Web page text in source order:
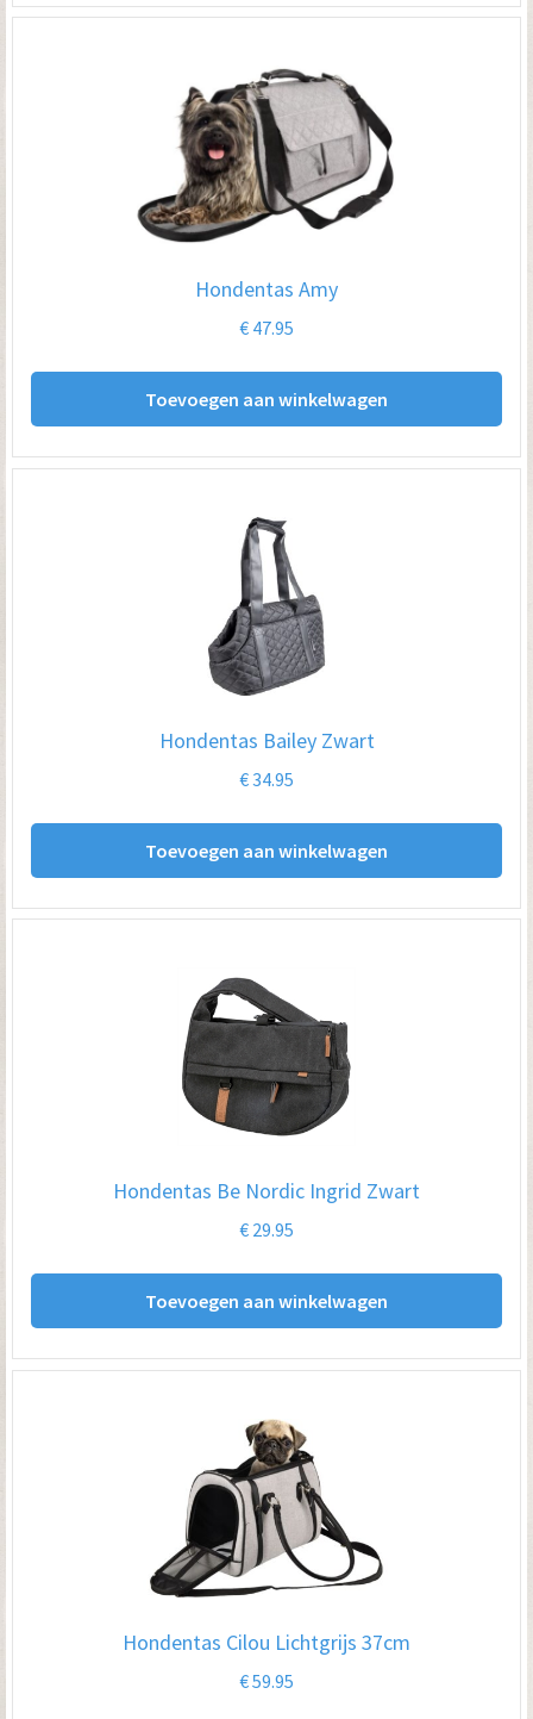
Hondentas Amy
€ 47.95
Toevoegen aan winkelwagen
Hondentas Bailey Zwart
€34.95
Toevoegen aan winkelwagen
Hondentas Be Nordic Ingrid Zwart
€ 29.95
Toevoegen aan winkelwagen
Hondentas Cilou Lichtgrijs 37cm
€59.95